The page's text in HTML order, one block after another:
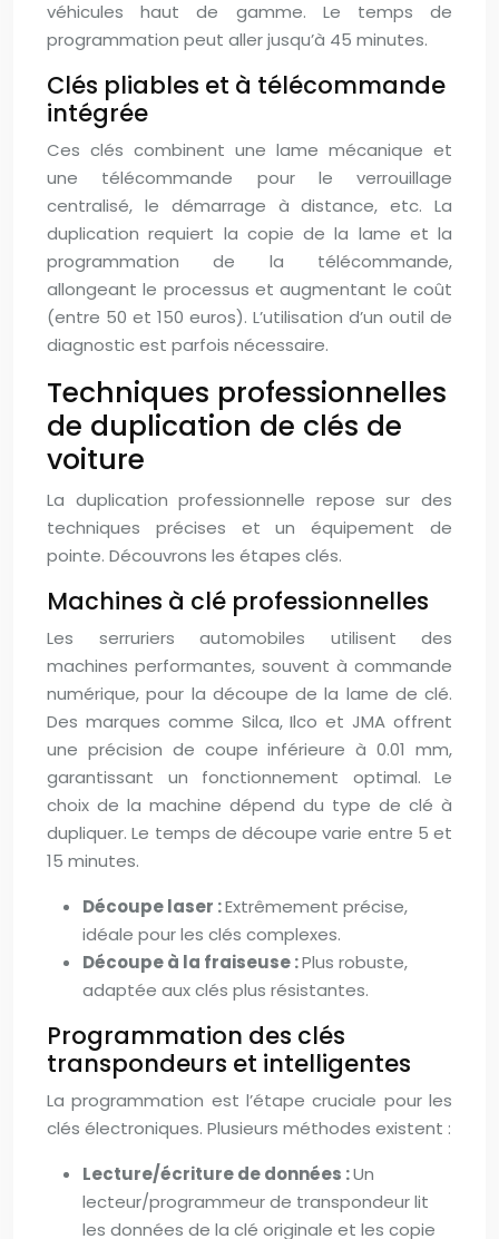
véhicules haut de gamme. Le temps de
programmation peut aller jusqu’à 45 minutes.
Clés pliables et à télécommande
intégrée
Ces clés combinent une lame mécanique et
une télécommande pour le verrouillage
centralisé, le démarrage à distance, etc. La
duplication requiert la copie de la lame et la
programmation de la télécommande,
allongeant le processus et augmentant le coût
(entre 50 et 150 euros). L’utilisation d’un outil de
diagnostic est parfois nécessaire.
Techniques professionnelles
de duplication de clés de
voiture
La duplication professionnelle repose sur des
techniques précises et un équipement de
pointe. Découvrons les étapes clés.
Machines à clé professionnelles
Les serruriers automobiles utilisent des
machines performantes, souvent à commande
numérique, pour la découpe de la lame de clé.
Des marques comme Silca, Ilco et JMA offrent
une précision de coupe inférieure à 0.01 mm,
garantissant un fonctionnement optimal. Le
choix de la machine dépend du type de clé à
dupliquer. Le temps de découpe varie entre 5 et
15 minutes.
Découpe laser :Extrêmement précise,
idéale pour les clés complexes.
Découpe à la fraiseuse :Plus robuste,
adaptée aux clés plus résistantes.
Programmation des clés
transpondeurs et intelligentes
La programmation est l’étape cruciale pour les
clés électroniques. Plusieurs méthodes existent :
Lecture/écriture de données :Un
lecteur/programmeur de transpondeur lit
les données de la clé originale et les copie